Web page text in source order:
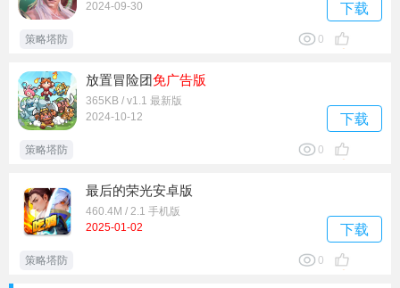
2024-09-30
下载
策略塔防 0
放置冒险团免广告版
365KB / v1.1 最新版
2024-10-12
下载
策略塔防 0
最后的荣光安卓版
460.4M / 2.1 手机版
2025-01-02
下载
策略塔防 0